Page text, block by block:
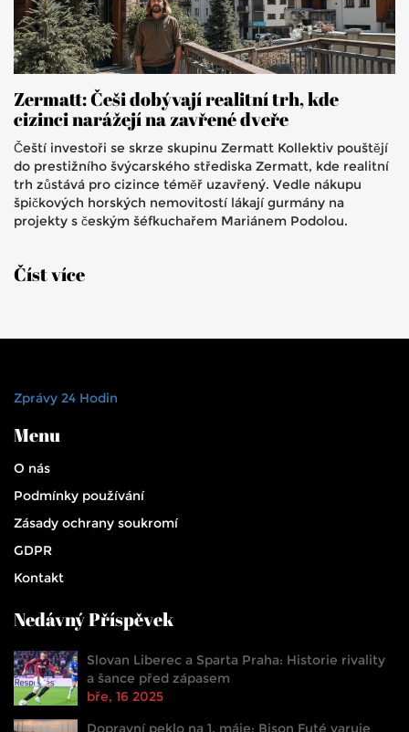
Zermatt: Češi dobývají realitní trh, kde
cizinci narážejí na zavřené dveře
Čeští investoři se skrze skupinu Zermatt Kollektiv pouštějí
do prestižního švýcarského střediska Zermatt, kde realitní
trh zůstává pro cizince téměř uzavřený. Vedle nákupu
špičkových horských nemovitostí lákají gurmány na
projekty s českým šéfkuchařem Mariánem Podolou.
Číst více
Zprávy 24 Hodin
Menu
O nás
Podmínky používání
Zásady ochrany soukromí
GDPR
Kontakt
Nedávný Příspěvek
Slovan Liberec a Sparta Praha: Historie rivality
a šance před zápasem
bře, 16 2025
Dopravní peklo na 1. máje: Bison Futé varuje